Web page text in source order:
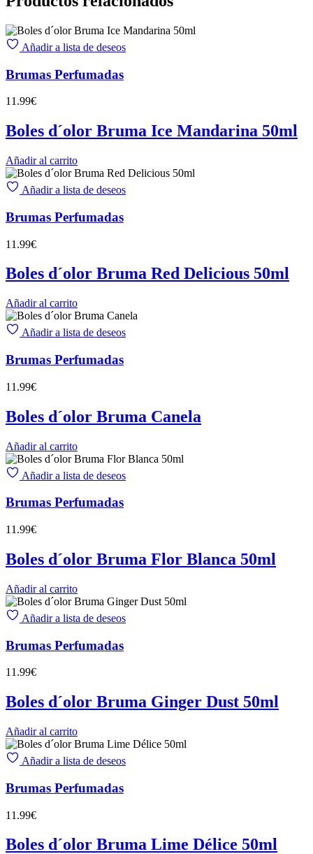
Añadir a lista de deseos
Brumas Perfumadas
11.99€
Boles d´olor Bruma Ice Mandarina 50ml
Añadir al carrito
Añadir a lista de deseos
Brumas Perfumadas
11.99€
Boles d´olor Bruma Red Delicious 50ml
Añadir al carrito
Añadir a lista de deseos
Brumas Perfumadas
11.99€
Boles d´olor Bruma Canela
Añadir al carrito
Añadir a lista de deseos
Brumas Perfumadas
11.99€
Boles d´olor Bruma Flor Blanca 50ml
Añadir al carrito
Añadir a lista de deseos
Brumas Perfumadas
11.99€
Boles d´olor Bruma Ginger Dust 50ml
Añadir al carrito
Añadir a lista de deseos
Brumas Perfumadas
11.99€
Boles d´olor Bruma Lime Délice 50ml